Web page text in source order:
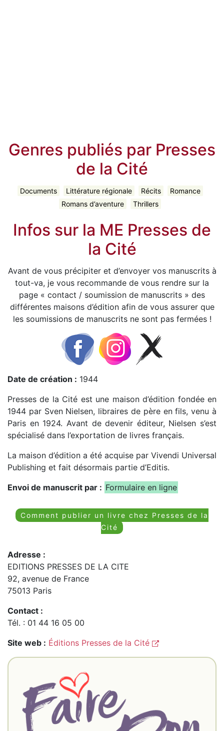
Genres publiés par Presses
de la Cité
Documents Littérature régionale Récits
Romance
Romans d’aventure
Thrillers
Infos sur la ME Presses de
la Cité
Avant de vous précipiter et d’envoyer vos manuscrits à
tout-va, je vous recommande de vous rendre sur la
page « contact / soumission de manuscrits » des
différentes maisons d’édition afin de vous assurer que
les soumissions de manuscrits ne sont pas fermées !
Date de création : 1944
Presses de la Cité est une maison d’édition fondée en
1944 par Sven Nielsen, libraires de père en fils, venu à
Paris en 1924. Avant de devenir éditeur, Nielsen s’est
spécialisé dans l’exportation de livres français.
La maison d’édition a été acquise par Vivendi Universal
Publishing et fait désormais partie d’Editis.
Envoi de manuscrit par : Formulaire en ligne
Comment publier un livre chez Presses de la
Cité
Adresse :
EDITIONS PRESSES DE LA CITE
92, avenue de France
75013 Paris
Contact :
Tél. : 01 44 16 05 00
Site web : Éditions Presses de la Cité